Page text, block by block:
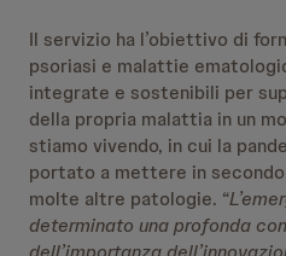
Il servizio ha l’obiettivo di
psoriasi e malattie
integrate e sostenibili per
della propria malattia in un
stiamo vivendo, in cui la
portato a mettere in
molte altre patologie. “
determinato una profonda